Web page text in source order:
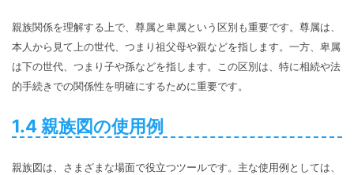
親族関係を理解する上で、尊属と卑属という区別も重要です。尊属は、
本人から見て上の世代、つまり祖父母や親などを指します。一方、卑属
は下の世代、つまり子や孫などを指します。この区別は、特に相続や法
的手続きでの関係性を明確にするために重要です。
1.4 親族図の使用例
親族図は、さまざまな場面で役立つツールです。主な使用例としては、